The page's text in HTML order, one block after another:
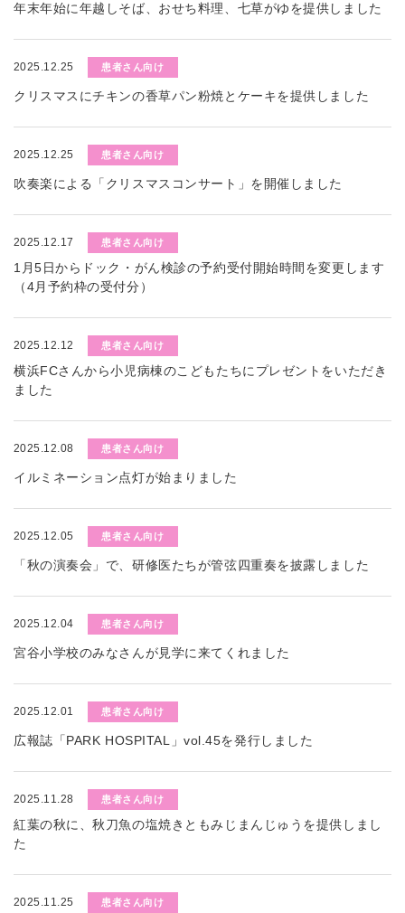
年末年始に年越しそば、おせち料理、七草がゆを提供しました
2025.12.25 患者さん向け
クリスマスにチキンの香草パン粉焼とケーキを提供しました
2025.12.25 患者さん向け
吹奏楽による「クリスマスコンサート」を開催しました
2025.12.17 患者さん向け
1月5日からドック・がん検診の予約受付開始時間を変更します
（4月予約枠の受付分）
2025.12.12 患者さん向け
横浜FCさんから小児病棟のこどもたちにプレゼントをいただき
ました
2025.12.08 患者さん向け
イルミネーション点灯が始まりました
2025.12.05 患者さん向け
「秋の演奏会」で、研修医たちが管弦四重奏を披露しました
2025.12.04 患者さん向け
宮谷小学校のみなさんが見学に来てくれました
2025.12.01 患者さん向け
広報誌「PARK HOSPITAL」vol.45を発行しました
2025.11.28 患者さん向け
紅葉の秋に、秋刀魚の塩焼きともみじまんじゅうを提供しまし
た
2025.11.25 患者さん向け